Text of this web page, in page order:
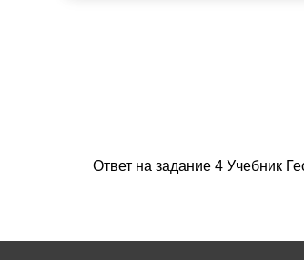
Ответ на задание 4 Учебник